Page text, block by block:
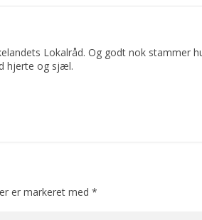
Lokalråd. Og godt nok stammer
hjerte og sjæl.
er markeret med*